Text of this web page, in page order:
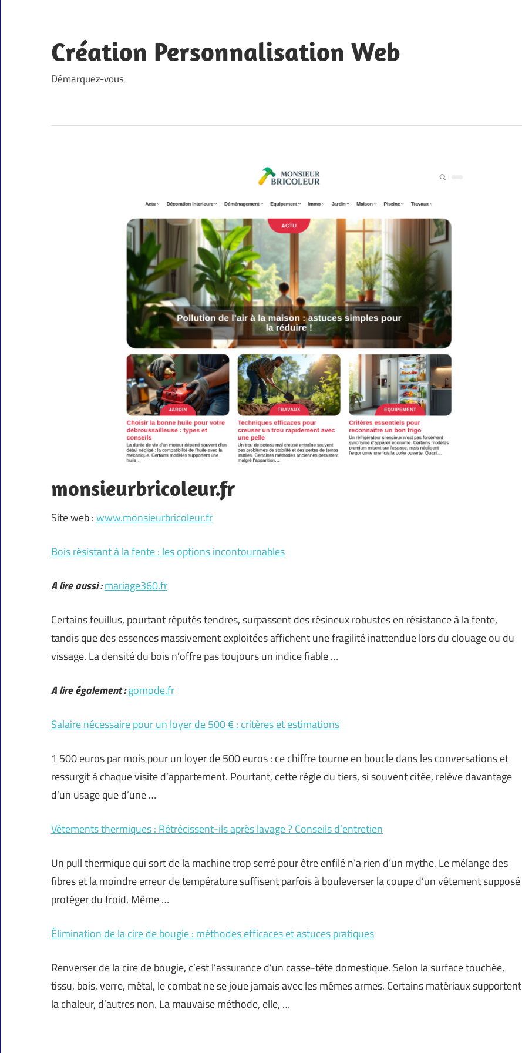
content
Création Personnalisation Web
Démarquez-vous
monsieurbricoleur.fr
Site web :www.monsieurbricoleur.fr
Bois résistant à la fente : les options incontournables
A lire aussi :mariage360.fr
Certains feuillus, pourtant réputés tendres, surpassent des résineux robustes en résistance à la fente,
tandis que des essences massivement exploitées affichent une fragilité inattendue lors du clouage ou du
vissage. La densité du bois n’offre pas toujours un indice fiable …
A lire également :gomode.fr
Salaire nécessaire pour un loyer de 500 € : critères et estimations
1 500 euros par mois pour un loyer de 500 euros : ce chiffre tourne en boucle dans les conversations et
ressurgit à chaque visite d’appartement. Pourtant, cette règle du tiers, si souvent citée, relève davantage
d’un usage que d’une …
Vêtements thermiques : Rétrécissent-ils après lavage ? Conseils d’entretien
Un pull thermique qui sort de la machine trop serré pour être enfilé n’a rien d’un mythe. Le mélange des
fibres et la moindre erreur de température suffisent parfois à bouleverser la coupe d’un vêtement supposé
protéger du froid. Même …
Élimination de la cire de bougie : méthodes efficaces et astuces pratiques
Renverser de la cire de bougie, c’est l’assurance d’un casse-tête domestique. Selon la surface touchée,
tissu, bois, verre, métal, le combat ne se joue jamais avec les mêmes armes. Certains matériaux supportent
la chaleur, d’autres non. La mauvaise méthode, elle, …